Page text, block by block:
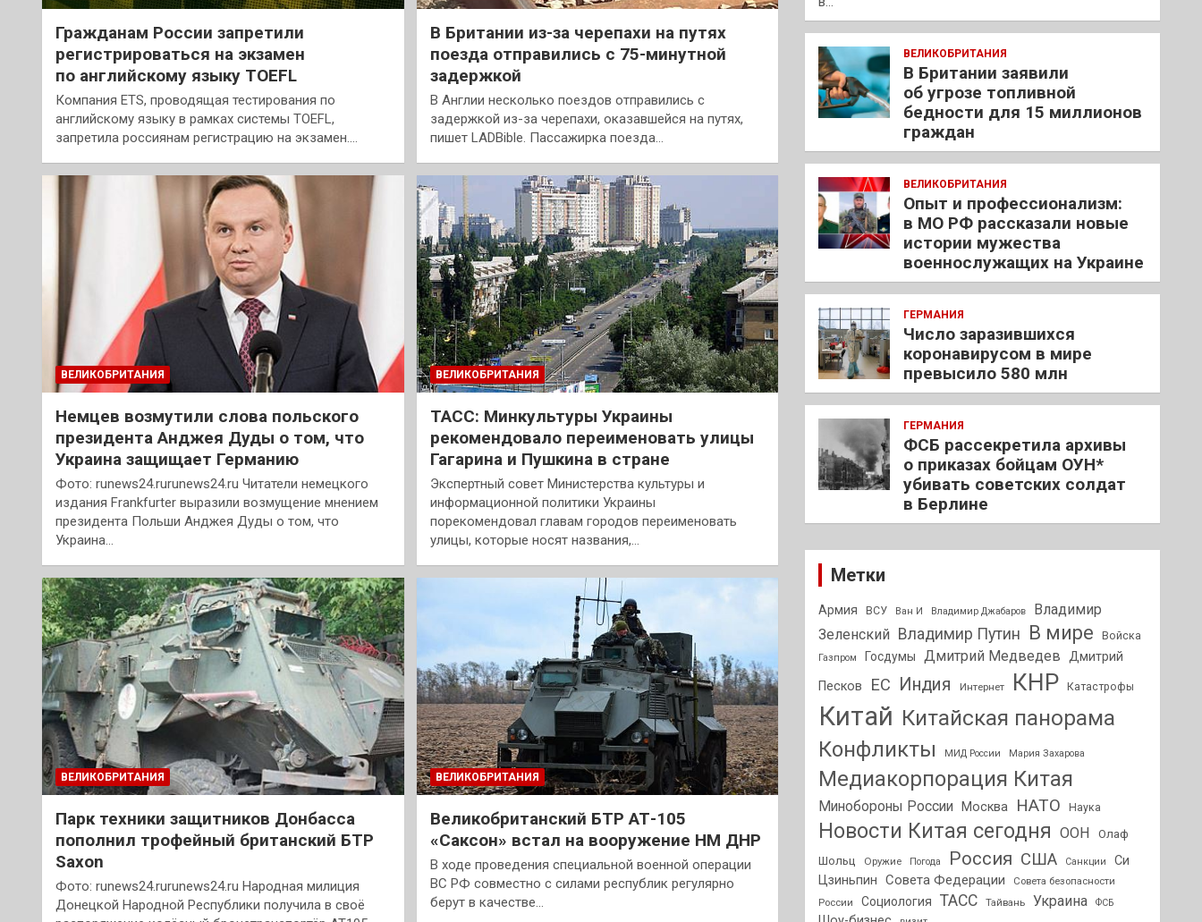
Гражданам России запретили
регистрироваться на экзамен
по английскому языку TOEFL
Компания ETS, проводящая тестирования по
английскому языку в рамках системы TOEFL,
запретила россиянам регистрацию на экзамен.…
В Британии из-за черепахи на путях
поезда отправились с 75-минутной
задержкой
В Англии несколько поездов отправились с
задержкой из-за черепахи, оказавшейся на путях,
пишет LADBible. Пассажирка поезда…
ВЕЛИКОБРИТАНИЯ
Немцев возмутили слова польского
президента Анджея Дуды о том, что
Украина защищает Германию
Фото: runews24.rurunews24.ru Читатели немецкого
издания Frankfurter выразили возмущение мнением
президента Польши Анджея Дуды о том, что
Украина…
ВЕЛИКОБРИТАНИЯ
ТАСС: Минкультуры Украины
рекомендовало переименовать улицы
Гагарина и Пушкина в стране
Экспертный совет Министерства культуры и
информационной политики Украины
порекомендовал главам городов переименовать
улицы, которые носят названия,…
ВЕЛИКОБРИТАНИЯ
Парк техники защитников Донбасса
пополнил трофейный британский БТР
Saxon
Фото: runews24.rurunews24.ru Народная милиция
Донецкой Народной Республики получила в своё
ВЕЛИКОБРИТАНИЯ
Великобританский БТР АТ-105
«Саксон» встал на вооружение НМ ДНР
В ходе проведения специальной военной операции
ВС РФ совместно с силами республик регулярно
берут в качестве…
ВЕЛИКОБРИТАНИЯ
В Британии заявили
об угрозе топливной
бедности для 15 миллионов
граждан
ВЕЛИКОБРИТАНИЯ
Опыт и профессионализм:
в МО РФ рассказали новые
истории мужества
военнослужащих на Украине
ГЕРМАНИЯ
Число заразившихся
коронавирусом в мире
превысило 580 млн
ГЕРМАНИЯ
ФСБ рассекретила архивы
о приказах бойцам ОУН*
убивать советских солдат
в Берлине
Метки
Армия ВСУ Ван И Владимир Джабаров
Владимир
Зеленский
Владимир Путин В мире Войска
Газпром Госдумы Дмитрий Медведев
Дмитрий
Песков
ЕС Индия Интернет КНР Катастрофы
Китай Китайская панорама
Конфликты
МИД России Мария Захарова
Медиакорпорация Китая
Минобороны России Москва НАТО Наука
Новости Китая сегодня ООН
Олаф
Шольц
Оружие Погода Россия США Санкции
Си
Цзиньпин
Совета Федерации
Совета безопасности
России
Социология ТАСС Тайвань Украина ФСБ